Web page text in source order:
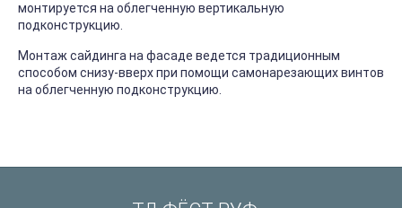
монтируется на облегченную вертикальную
подконструкцию.
Монтаж сайдинга на фасаде ведется традиционным
способом снизу-вверх при помощи самонарезающих винтов
на облегченную подконструкцию.